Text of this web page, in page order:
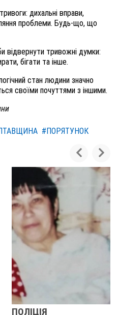
дихальні вправи,
проблеми. Будь-що, що
відвернути тривожні думки:
бігати та інше.
стан людини значно
своїми почуттями з іншими.
#ПОРЯТУНОК